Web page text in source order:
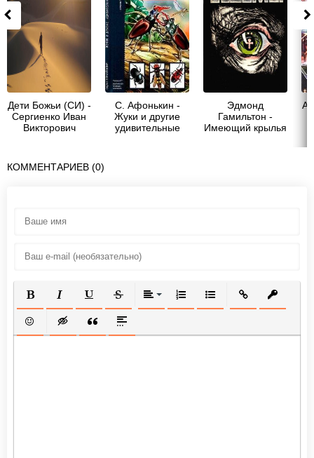
Дети Божьи (СИ) -
Сергиенко Иван
Викторович
С. Афонькин -
Жуки и другие
удивительные
Эдмонд
Гамильтон -
Имеющий крылья
КОММЕНТАРИЕВ (0)
ПОЛУЖИРНЫЙ
КУРСИВПОДЧЕРКНУТЫЙ
ЗАЧЕРКНУТЫЙВЫРАВНИВАНИЕ
НУМЕРОВАННЫЙ СПИСОК
МАРКИРОВАННЫЙ
ВСТАВИТЬ
ВСТАВИТЬ СМАЙЛИК
ВСТАВКА СКРЫТОГО ТЕКСТА
ВСТАВКА ЦИТАТЫ
ВСТАВКА СПОЙЛЕРА